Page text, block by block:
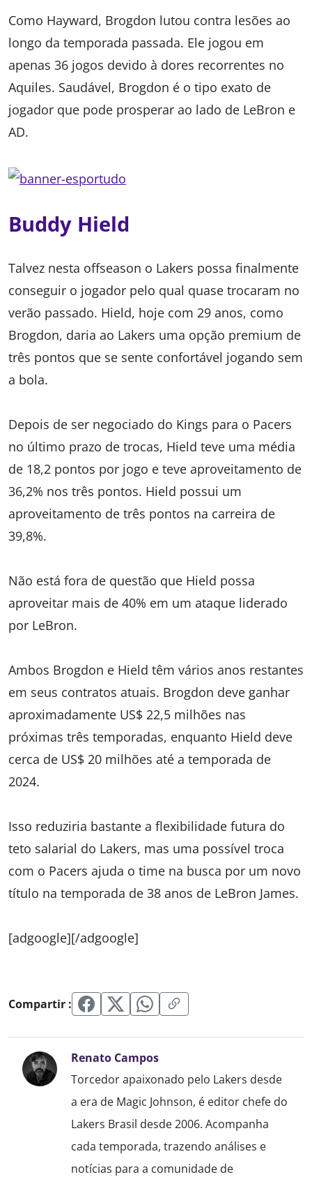
Como Hayward, Brogdon lutou contra lesões ao
longo da temporada passada. Ele jogou em
apenas 36 jogos devido à dores recorrentes no
Aquiles. Saudável, Brogdon é o tipo exato de
jogador que pode prosperar ao lado de LeBron e
AD.
Buddy Hield
Talvez nesta offseason o Lakers possa finalmente
conseguir o jogador pelo qual quase trocaram no
verão passado. Hield, hoje com 29 anos, como
Brogdon, daria ao Lakers uma opção premium de
três pontos que se sente confortável jogando sem
a bola.
Depois de ser negociado do Kings para o Pacers
no último prazo de trocas, Hield teve uma média
de 18,2 pontos por jogo e teve aproveitamento de
36,2% nos três pontos. Hield possui um
aproveitamento de três pontos na carreira de
39,8%.
Não está fora de questão que Hield possa
aproveitar mais de 40% em um ataque liderado
por LeBron.
Ambos Brogdon e Hield têm vários anos restantes
em seus contratos atuais. Brogdon deve ganhar
aproximadamente US$ 22,5 milhões nas
próximas três temporadas, enquanto Hield deve
cerca de US$ 20 milhões até a temporada de
2024.
Isso reduziria bastante a flexibilidade futura do
teto salarial do Lakers, mas uma possível troca
com o Pacers ajuda o time na busca por um novo
título na temporada de 38 anos de LeBron James.
[adgoogle][/adgoogle]
Compartir :
Renato Campos
Torcedor apaixonado pelo Lakers desde
a era de Magic Johnson, é editor chefe do
Lakers Brasil desde 2006. Acompanha
cada temporada, trazendo análises e
notícias para a comunidade de